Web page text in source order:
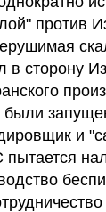
против
в сторону
были
и